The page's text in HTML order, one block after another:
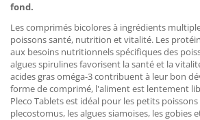
fond.
Les comprimés bicolores à ingrédients
poissons santé, nutrition et vitalité. Les
aux besoins nutritionnels spécifiques des
algues spirulines favorisent la santé et la
acides gras oméga-3 contribuent à leur bon
forme de comprimé, l'aliment est lentement
Pleco Tablets est idéal pour les petits
plecostomus, les algues siamoises, les gobies